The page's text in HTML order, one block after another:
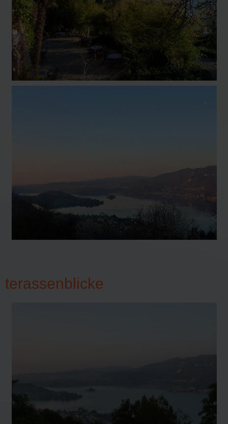
terassenblicke